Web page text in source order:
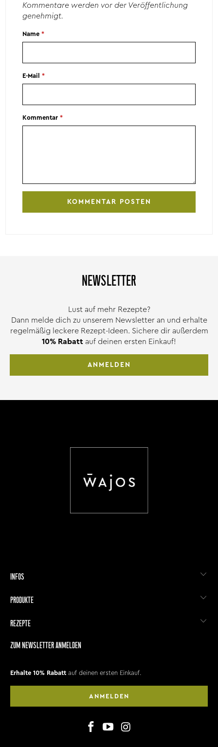
Kommentare werden vor der Veröffentlichung
genehmigt.
Name*
E-Mail*
Kommentar*
NEWSLETTER
Lust auf mehr Rezepte?
Dann melde dich zu unserem Newsletter an und erhalte
regelmäßig leckere Rezept-Ideen. Sichere dir außerdem
10% Rabatt auf deinen ersten Einkauf!
ANMELDEN
INFOS
PRODUKTE
REZEPTE
ZUM NEWSLETTER ANMELDEN
Erhalte 10% Rabatt auf deinen ersten Einkauf.
ANMELDEN